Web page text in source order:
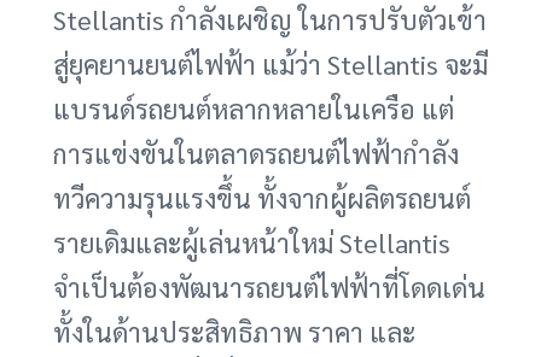
Stellantis กำลังเผชิญ ในการปรับตัวเข้า
สู่ยุคยานยนต์ไฟฟ้า แม้ว่า Stellantis จะมี
แบรนด์รถยนต์หลากหลายในเครือ แต่
การแข่งขันในตลาดรถยนต์ไฟฟ้ากำลัง
ทวีความรุนแรงขึ้น ทั้งจากผู้ผลิตรถยนต์
รายเดิมและผู้เล่นหน้าใหม่ Stellantis
จำเป็นต้องพัฒนารถยนต์ไฟฟ้าที่โดดเด่น
ทั้งในด้านประสิทธิภาพ ราคา และ